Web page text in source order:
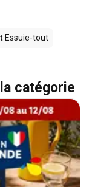
Essuie-tout
catégorie